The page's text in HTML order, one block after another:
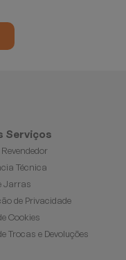
Serviços
Técnica
Jarras
de Privacidade
Cookies
Trocas e Devoluções